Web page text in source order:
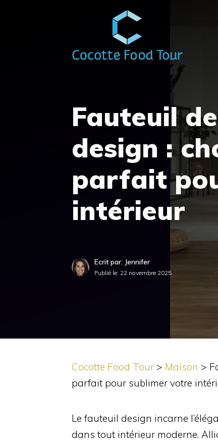
Fauteuil
design :
parfait
intérieur
Ecrit par: Jennifer
Publié le: 22 novembre 2025
Cocotte Food Tour > Maison >
parfait pour sublimer votre
Le fauteuil design incarne
dans tout intérieur moderne.